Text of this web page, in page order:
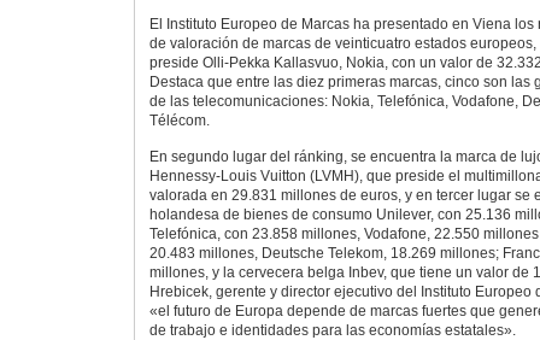
El Instituto Europeo de Marcas ha presentado en Viena
de valoración de marcas de veinticuatro estados
preside Olli-Pekka Kallasvuo, Nokia, con un valor de
Destaca que entre las diez primeras marcas, cinco son las
de las telecomunicaciones: Nokia, Telefónica, Vodafone,
Télécom.
En segundo lugar del ránking, se encuentra la marca de
Hennessy-Louis Vuitton (LVMH), que preside el
valorada en 29.831 millones de euros, y en tercer lugar se
holandesa de bienes de consumo Unilever, con 25.136
Telefónica, con 23.858 millones, Vodafone, 22.550
20.483 millones, Deutsche Telekom, 18.269 millones;
millones, y la cervecera belga Inbev, que tiene un valor de
Hrebicek, gerente y director ejecutivo del Instituto Europeo
«el futuro de Europa depende de marcas fuertes que
de trabajo e identidades para las economías estatales».